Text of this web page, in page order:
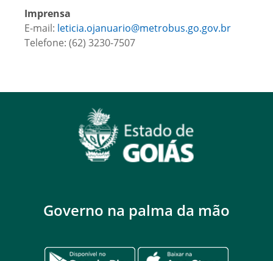
Imprensa
E-mail: leticia.ojanuario@metrobus.go.gov.br
Telefone: (62) 3230-7507
Governo na palma da mão